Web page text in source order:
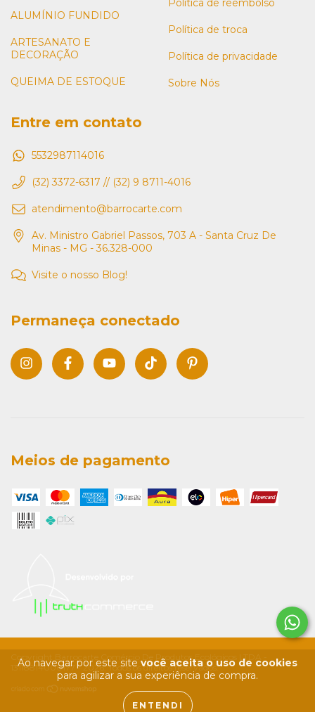
Ao navegar por este site você aceita o uso de cookies
para agilizar a sua experiência de compra.
ENTENDI
ALUMÍNIO FUNDIDO
ARTESANATO E
DECORAÇÃO
QUEIMA DE ESTOQUE
Política de reembolso
Política de troca
Política de privacidade
Sobre Nós
Entre em contato
5532987114016
(32) 3372-6317 // (32) 9 8711-4016
atendimento@barrocarte.com
Av. Ministro Gabriel Passos, 703 A - Santa Cruz De
Minas - MG - 36.328-000
Visite o nosso Blog!
Permaneça conectado
Meios de pagamento
Copyright Barrocarte Comércio De Produtos Ecológicos LTDA -
13118814000177 - 2026. Todos os direitos reservados.